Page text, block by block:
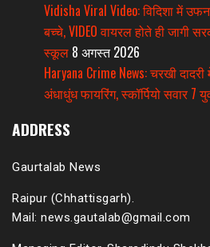
Vidisha Viral Video: विदिशा में
बच्चे, VIDEO वायरल होते ही जागी
स्कूल 8 अगस्त 2026
Haryana Crime News: चरखी
अंधाधुंध फायरिंग, स्कॉर्पियो सवार 7
ADDRESS
Gaurtalab News
Raipur (Chhattisgarh).
Mail: news.gautalab@gmail.com